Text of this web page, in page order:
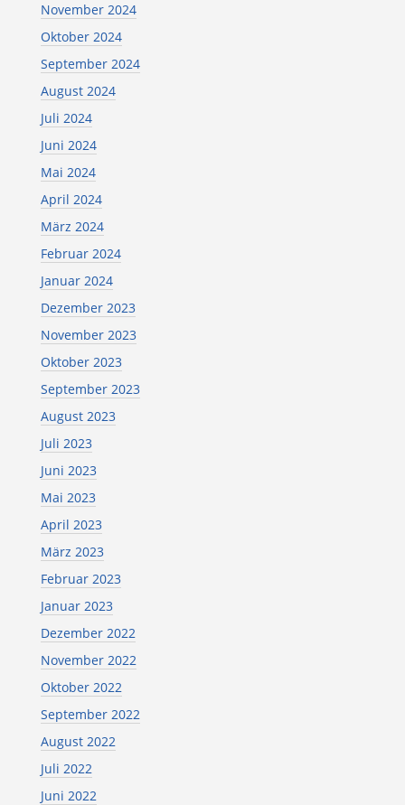
November 2024
Oktober 2024
September 2024
August 2024
Juli 2024
Juni 2024
Mai 2024
April 2024
März 2024
Februar 2024
Januar 2024
Dezember 2023
November 2023
Oktober 2023
September 2023
August 2023
Juli 2023
Juni 2023
Mai 2023
April 2023
März 2023
Februar 2023
Januar 2023
Dezember 2022
November 2022
Oktober 2022
September 2022
August 2022
Juli 2022
Juni 2022